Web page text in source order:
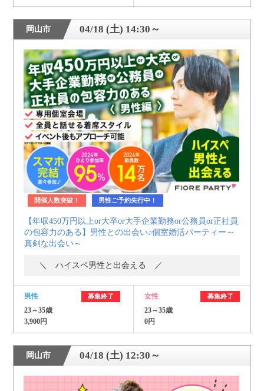
岡山市 04/18 (土) 14:30～
開催人数突破！ 男性ご予約先行中！
【年収450万円以上or大卒or大手企業勤務or公務員or正社員
の包容力のある】男性との出会い♪個室婚活パーティー～
真剣な出会い～
＼ ハイスペ男性と出会える ／
男性 募集終了
23～35歳
3,900円
女性 募集終了
23～35歳
0円
岡山市 04/18 (土) 12:30～